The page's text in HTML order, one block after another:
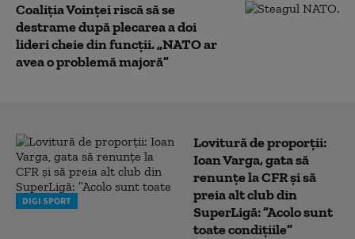
Coaliția Voinței riscă să se
destrame după plecarea a doi
lideri cheie din funcții. „NATO ar
avea o problemă majoră”
DIGI SPORT
Lovitură de proporții:
Ioan Varga, gata să
renunțe la CFR și să
preia alt club din
SuperLigă: ”Acolo sunt
toate condițiile”